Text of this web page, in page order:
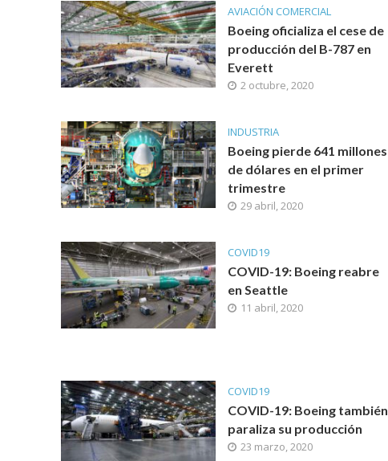
AVIACIÓN COMERCIAL
Boeing oficializa el cese de
producción del B-787 en
Everett
2 octubre, 2020
INDUSTRIA
Boeing pierde 641 millones
de dólares en el primer
trimestre
29 abril, 2020
COVID19
COVID-19: Boeing reabre
en Seattle
11 abril, 2020
COVID19
COVID-19: Boeing también
paraliza su producción
23 marzo, 2020